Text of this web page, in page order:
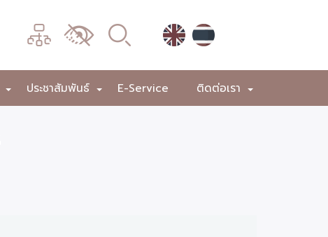
เมนู
เปลี่ยน
ผล
+ +
ประชาสัมพันธ์ E-Service +
ติดต่อเรา